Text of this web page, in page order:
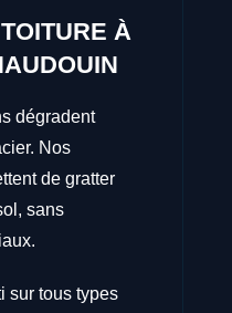
À
dégradent
Nos
de gratter
sans
sur tous types